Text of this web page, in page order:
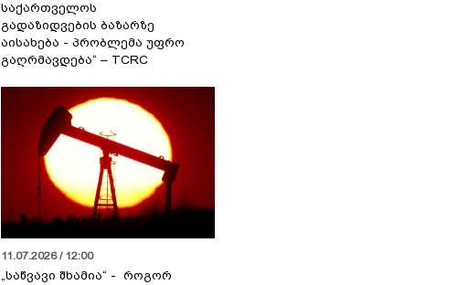
საქართველოს
გადაზიდვების ბაზარზე
აისახება - პრობლემა უფრო
გაღრმავდება“ – TCRC
11.07.2026 / 12:00
„საწვავი შხამია“ - როგორ